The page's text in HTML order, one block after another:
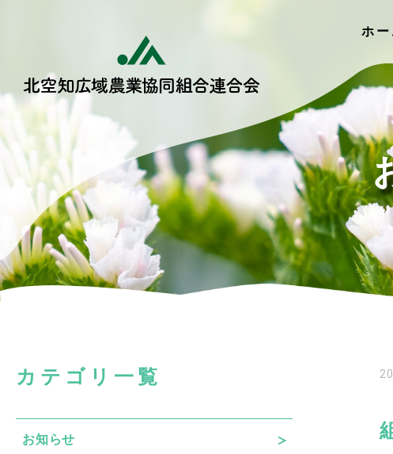
ホー
カテゴリ一覧
お知らせ